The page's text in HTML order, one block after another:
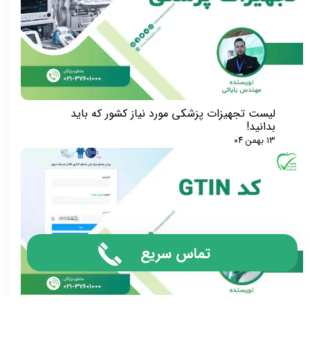
تماس سریع
لیست تجهیزات پزشکی مورد نیاز کشور که باید
بدانید!
۱۳ بهمن ۰۴